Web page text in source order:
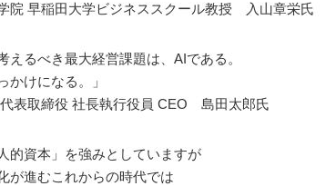
院 早稲田大学ビジネススクール教授 入山章栄氏
えるべき最大経営課題は、AIである。
けになる。」
表取締役 社長執行役員 CEO 島田太郎氏
的資本」を強みとしていますが
が進むこれからの時代では